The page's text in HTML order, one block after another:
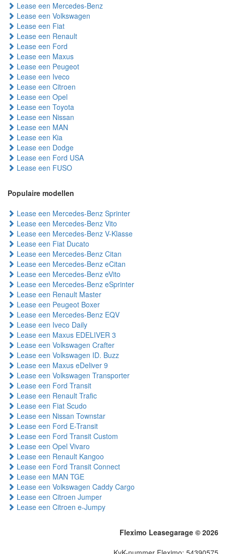
Lease een Mercedes-Benz
Lease een Volkswagen
Lease een Fiat
Lease een Renault
Lease een Ford
Lease een Maxus
Lease een Peugeot
Lease een Iveco
Lease een Citroen
Lease een Opel
Lease een Toyota
Lease een Nissan
Lease een MAN
Lease een Kia
Lease een Dodge
Lease een Ford USA
Lease een FUSO
Populaire modellen
Lease een Mercedes-Benz Sprinter
Lease een Mercedes-Benz Vito
Lease een Mercedes-Benz V-Klasse
Lease een Fiat Ducato
Lease een Mercedes-Benz Citan
Lease een Mercedes-Benz eCitan
Lease een Mercedes-Benz eVito
Lease een Mercedes-Benz eSprinter
Lease een Renault Master
Lease een Peugeot Boxer
Lease een Mercedes-Benz EQV
Lease een Iveco Daily
Lease een Maxus EDELIVER 3
Lease een Volkswagen Crafter
Lease een Volkswagen ID. Buzz
Lease een Maxus eDeliver 9
Lease een Volkswagen Transporter
Lease een Ford Transit
Lease een Renault Trafic
Lease een Fiat Scudo
Lease een Nissan Townstar
Lease een Ford E-Transit
Lease een Ford Transit Custom
Lease een Opel Vivaro
Lease een Renault Kangoo
Lease een Ford Transit Connect
Lease een MAN TGE
Lease een Volkswagen Caddy Cargo
Lease een Citroen Jumper
Lease een Citroen e-Jumpy
Fleximo Leasegarage © 2026